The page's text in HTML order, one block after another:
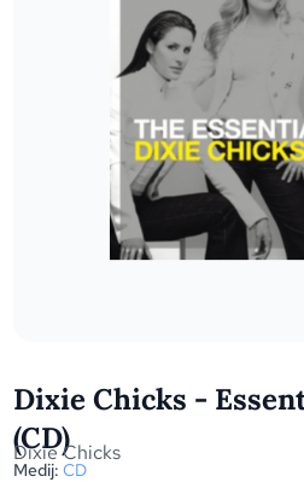
Dixie Chicks -
(CD)
Dixie Chicks
Medij: CD